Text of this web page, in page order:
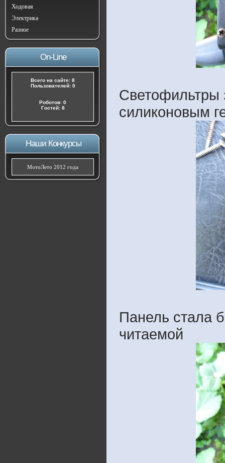
Ходовая
Электрика
Разное
On-Line
Всего на сайте: 8
Пользователей: 0
Роботов: 0
Гостей: 8
Наши Конкурсы
МотоЛето 2012 года
Светофильтры
силиконовым
Панель стала
читаемой